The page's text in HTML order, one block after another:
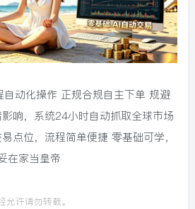
自动化操作 正规合规自主下单 规避
响，系统24小时自动抓取全球市场
点位，流程简单便捷 零基础可学，
在家当皇帝
许请勿转载。